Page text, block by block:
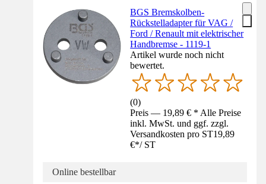
BGS Bremskolben-
Rückstelladapter für VAG /
Ford / Renault mit elektrischer
Handbremse - 1119-1
Artikel wurde noch nicht
bewertet.
(0)
Preis — 19,89 € * Alle Preise
inkl. MwSt. und ggf. zzgl.
Versandkosten pro ST19,89
€*/ ST
Online bestellbar